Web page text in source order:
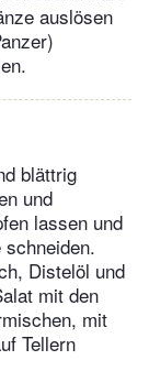
auslösen
blättrig
und
lassen und
Distelöl und
mit den
mit
Tellern